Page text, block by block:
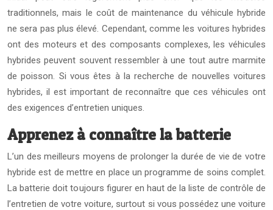
traditionnels, mais le coût de maintenance du véhicule hybride
ne sera pas plus élevé. Cependant, comme les voitures hybrides
ont des moteurs et des composants complexes, les véhicules
hybrides peuvent souvent ressembler à une tout autre marmite
de poisson. Si vous êtes à la recherche de nouvelles voitures
hybrides, il est important de reconnaître que ces véhicules ont
des exigences d’entretien uniques.
Apprenez à connaître la batterie
L’un des meilleurs moyens de prolonger la durée de vie de votre
hybride est de mettre en place un programme de soins complet.
La batterie doit toujours figurer en haut de la liste de contrôle de
l’entretien de votre voiture, surtout si vous possédez une voiture